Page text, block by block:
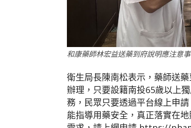
和康藥師林宏益送藥到府說明應注意
衛生局長陳南松表示，藥師送
辦理，只要設籍南投65歲以上
務，民眾只要透過平台線上申
能指導用藥安全，真正落實在